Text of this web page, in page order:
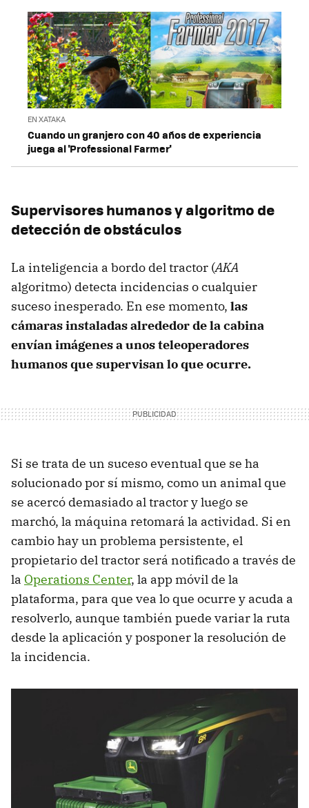
EN XATAKA
Cuando un granjero con 40 años de experiencia
juega al 'Professional Farmer'
Supervisores humanos y algoritmo de
detección de obstáculos
La inteligencia a bordo del tractor (AKA
algoritmo) detecta incidencias o cualquier
suceso inesperado. En ese momento, las
cámaras instaladas alrededor de la cabina
envían imágenes a unos teleoperadores
humanos que supervisan lo que ocurre.
Si se trata de un suceso eventual que se ha
solucionado por sí mismo, como un animal que
se acercó demasiado al tractor y luego se
marchó, la máquina retomará la actividad. Si en
cambio hay un problema persistente, el
propietario del tractor será notificado a través de
la Operations Center, la app móvil de la
plataforma, para que vea lo que ocurre y acuda a
resolverlo, aunque también puede variar la ruta
desde la aplicación y posponer la resolución de
la incidencia.